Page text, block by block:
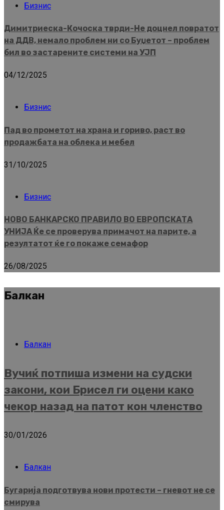
Бизнис
Димитриеска-Кочоска тврди-Не доцнел повратот
на ДДВ, немало проблем ни со Буџетот – проблем
бил во застарените системи на УЈП
04/12/2025
Бизнис
Пад во прометот на храна и гориво, раст во
продажбата на облека и мебел
31/10/2025
Бизнис
НОВО БАНКАРСКО ПРАВИЛО ВО ЕВРОПСКАТА
УНИЈА Ќе се проверува примачот на парите, а
резултатот ќе го покаже семафор
26/08/2025
Балкан
Балкан
Вучиќ потпиша измени на судски
закони, кои Брисел ги оцени како
чекор назад на патот кон членство
30/01/2026
Балкан
Бугарија подготвува нови протести – гневот не се
смирува